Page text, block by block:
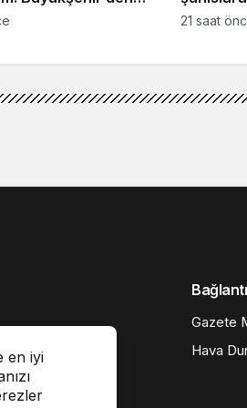
hamlesi
İki
21 saat
6
en iyi